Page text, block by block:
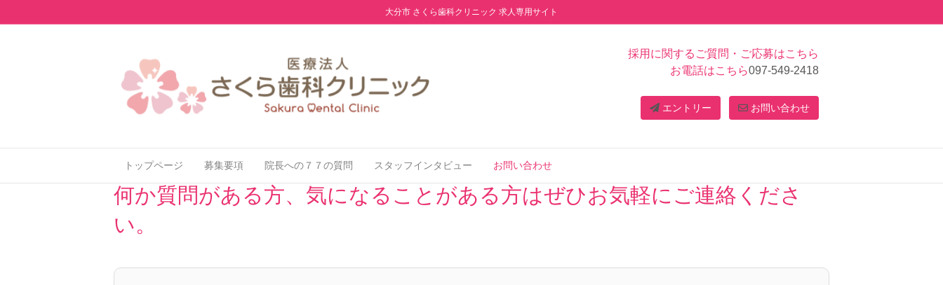
大分市 さくら歯科クリニック 求人専用サイト
採用に関するご質問・ご応募はこちら
お電話はこちら097-549-2418
エントリー お問い合わせ
トップページ 募集要項 院長への７７の質問 スタッフインタビュー お問い合わせ
何か質問がある方、気になることがある方はぜひお気軽にご連絡くださ
い。